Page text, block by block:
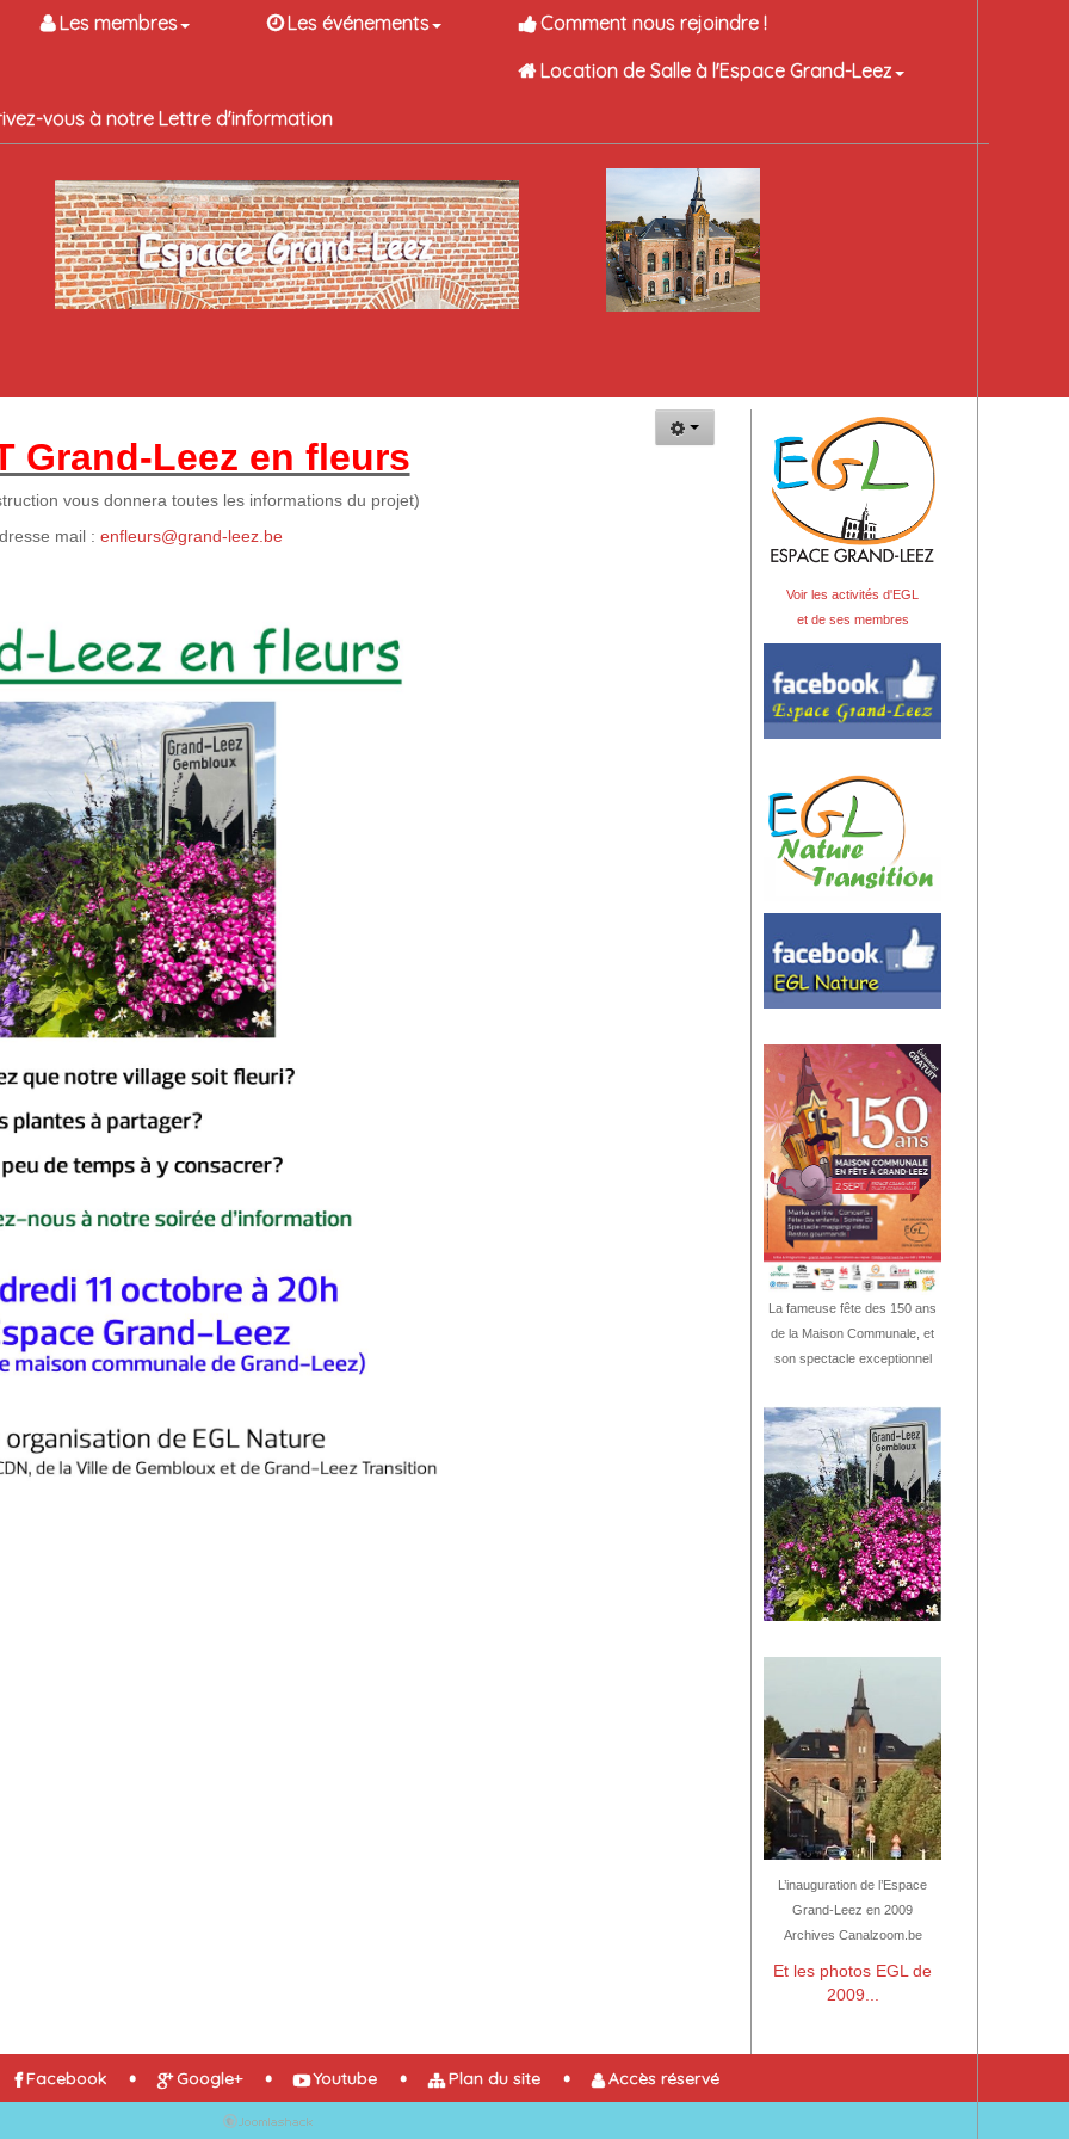
Les membres Les événements
Comment nous rejoindre !
Location de Salle à l'Espace Grand-Leez
vous à notre Lettre d'information
Grand-Leez en fleurs
vous donnera toutes les informations du projet)
mail : enfleurs@grand-leez.be
Voir les activités d'EGL
et de ses membres
La fameuse fête des 150 ans
de la Maison Communale, et
son spectacle exceptionnel
L’inauguration de l’Espace
Grand-Leez en 2009
Archives Canalzoom.be
Et les photos EGL de
2009...
Facebook Google+ Youtube Plan du site Accès réservé